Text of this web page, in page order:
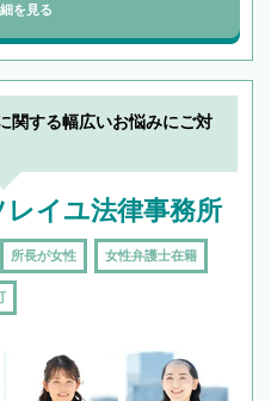
を見る
関する幅広いお悩みにご対
イユ法律事務所
所長が女性 女性弁護士在籍